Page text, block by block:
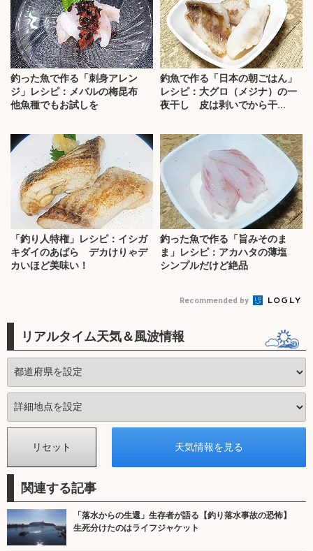
釣った魚で作る「刺身アレン
ジ」レシピ：メバルの梅昆布
他魚種でもお試しを
釣魚で作る「日本の朝ごはん」
レシピ：大グロ（メジナ）の一
夜干し 皮は剥いでから干...
「釣り人特権」レシピ：イシガ
キダイのあばら デカけりゃデ
カいほど美味い！
釣った魚で作る「旨みそのま
ま」レシピ：アカハタの薄塩
シンプルだけど絶品
Recommended by
リアルタイム天気＆風波情報
関連する記事
「落水からの生還」生存者が語る【釣り落水事故の恐怖】
生死分けたのはライフジャケット